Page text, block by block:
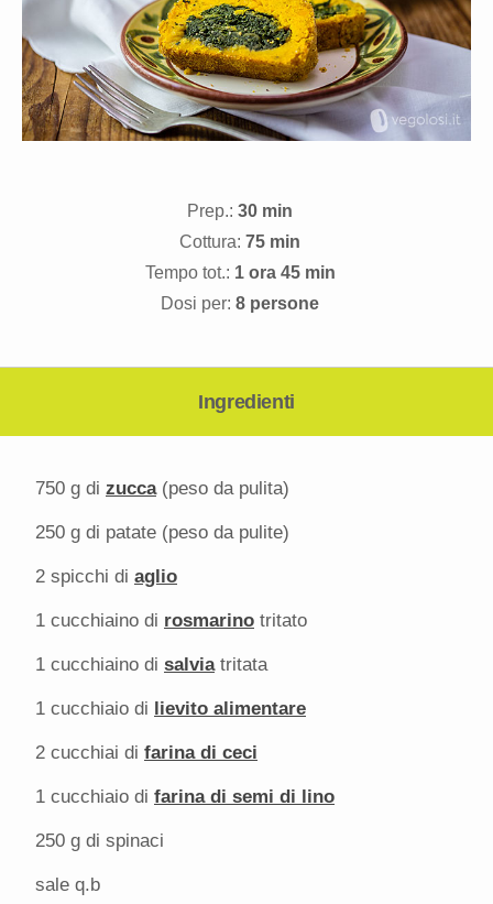
Prep.: 30 min
Cottura: 75 min
Tempo tot.: 1 ora 45 min
Dosi per: 8 persone
Ingredienti
750 g di zucca(peso da pulita)
250 g di patate (peso da pulite)
2 spicchi di aglio
1 cucchiaino di rosmarino tritato
1 cucchiaino di salviatritata
1 cucchiaio di lievito alimentare
2 cucchiai di farina di ceci
1 cucchiaio di farina di semi di lino
250 g di spinaci
sale q.b